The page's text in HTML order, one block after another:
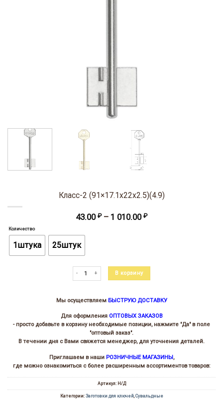
Класс-2 (91×17.1х22х2.5)(4.9)
43.00 ₽ – 1 010.00 ₽Диапазон
Количество
1штука 25штук
Количество товара Класс-2 (91x17.1х22х2.5)(4.9)
В корзину
Мы осуществляем БЫСТРУЮ ДОСТАВКУ
Для оформления ОПТОВЫХ ЗАКАЗОВ
- просто добавьте в корзину необходимые позиции, нажмите "Да" в поле
"оптовый заказ".
В течении дня с Вами свяжется менеджер, для уточнения деталей.
Приглашаем в наши РОЗНИЧНЫЕ МАГАЗИНЫ,
где можно ознакомиться с более расширенным ассортиментов товаров:
Артикул: Н/Д
Категории: Заготовки для ключей,Сувальдные